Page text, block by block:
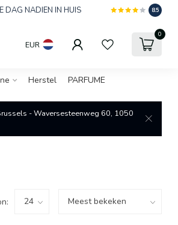
DAG NADIEN IN HUIS 8.5
EUR
0
Herstel PARFUME
- Waversesteenweg 60, 1050